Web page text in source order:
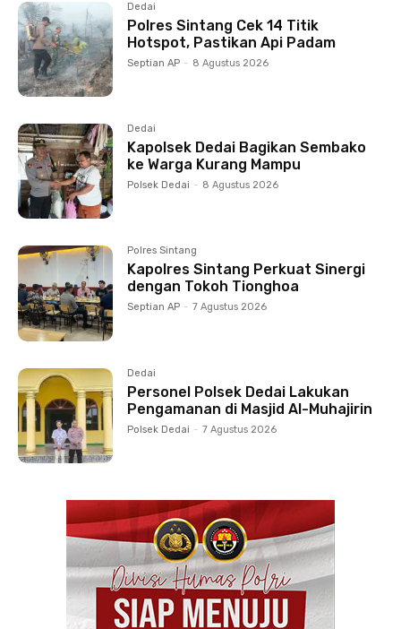
Dedai
Polres Sintang Cek 14 Titik
Hotspot, Pastikan Api Padam
Septian AP - 8 Agustus 2026
Dedai
Kapolsek Dedai Bagikan Sembako
ke Warga Kurang Mampu
Polsek Dedai - 8 Agustus 2026
Polres Sintang
Kapolres Sintang Perkuat Sinergi
dengan Tokoh Tionghoa
Septian AP - 7 Agustus 2026
Dedai
Personel Polsek Dedai Lakukan
Pengamanan di Masjid Al-Muhajirin
Polsek Dedai - 7 Agustus 2026